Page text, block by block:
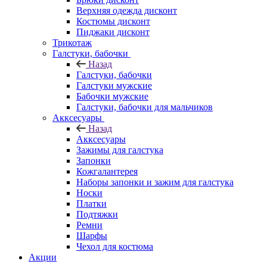
Верхняя одежда дисконт
Костюмы дисконт
Пиджаки дисконт
Трикотаж
Галстуки, бабочки
Назад
Галстуки, бабочки
Галстуки мужские
Бабочки мужские
Галстуки, бабочки для мальчиков
Акксесуары
Назад
Акксесуары
Зажимы для галстука
Запонки
Кожгалантерея
Наборы запонки и зажим для галстука
Носки
Платки
Подтяжки
Ремни
Шарфы
Чехол для костюма
Акции